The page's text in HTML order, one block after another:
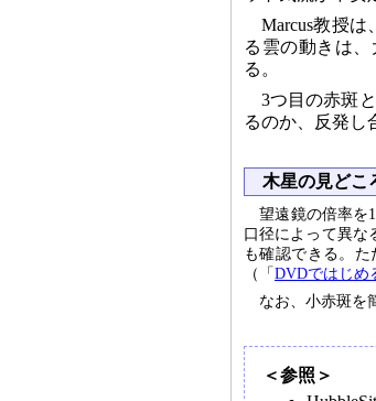
Marcus教授
る雲の動きは
る。
3つ目の赤斑
るのか、反発し
木星の見どこ
望遠鏡の倍率を
口径によって異な
も確認できる。
（「DVDではじめ
なお、小赤斑を
＜参照＞